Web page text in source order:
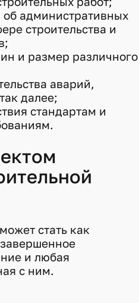
административных
строительства и
и размер различного
аварий,
далее;
стандартам и
стать как
и любая
с ним.